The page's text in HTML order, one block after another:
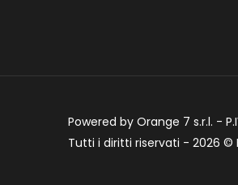
Powered by Orange 7 s.r.l. -
Tutti i diritti riservati - 2026 ©